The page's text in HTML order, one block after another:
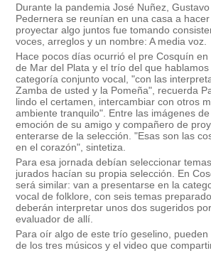
Durante la pandemia José Nuñez,
Pedernera se reunían en una casa a
proyectar algo juntos fue tomando
voces, arreglos y un nombre: A media voz.
Hace pocos días ocurrió el pre Cosquín
de Mar del Plata y el trío del que
categoría conjunto vocal, "con las
Zamba de usted y la Pomeña", recuerda
lindo el certamen, intercambiar con otros
ambiente tranquilo". Entre las imágenes
emoción de su amigo y compañero de
enterarse de la selección. "Esas son las
en el corazón", sintetiza.
Para esa jornada debían seleccionar
jurados hacían su propia selección. En
será similar: van a presentarse en la
vocal de folklore, con seis temas
deberán interpretar unos dos sugeridos
evaluador de allí.
Para oír algo de este trío geselino,
de los tres músicos y el video que